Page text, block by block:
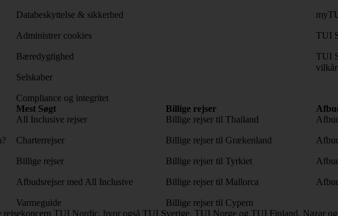
Databeskyttelse & sikkerhed
Administrer cookies
Bæredygtighed
Selskaber
Compliance og integritet
TUI
TUI
vilkår
Mest Søgt
All Inclusive rejser
Charterrejser
Billige rejser
Afbudsrejser med All Inclusive
Varmeguide
Billige rejser
Billige rejser til Thailand
Billige rejser til Grækenland
Billige rejser til Tyrkiet
Billige rejser til Mallorca
Billige rejser til Cypern
rejsekoncern TUI Nordic, hvor også TUI Sverige, TUI Norge og TUI Finland, Nazar